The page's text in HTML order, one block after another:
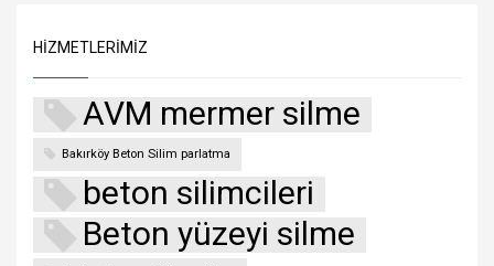
HIZMETLERIMIZ
AVM mermer silme
Bakırköy Beton Silim parlatma
beton silimcileri
Beton yüzeyi silme